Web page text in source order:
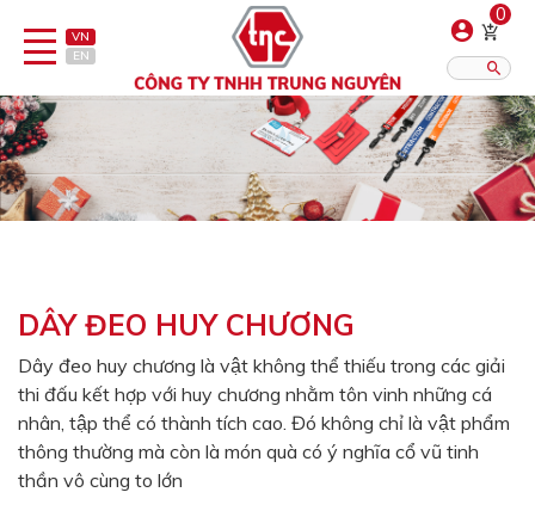
VN
EN
0
Danh sách sản phẩm
Bật lửa
Đồ sứ quà tặng
Bình/ca giữ nhiệt
Dây đeo & Phụ kiện
Dịch vụ in gia công
DÂY ĐEO HUY CHƯƠNG
Dây đeo huy chương là vật không thể thiếu trong các giải
thi đấu kết hợp với huy chương nhằm tôn vinh những cá
nhân, tập thể có thành tích cao. Đó không chỉ là vật phẩm
thông thường mà còn là món quà có ý nghĩa cổ vũ tinh
thần vô cùng to lớn